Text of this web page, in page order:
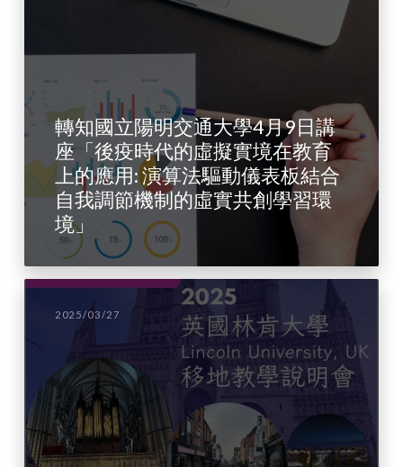
轉知國立陽明交通大學4月9日講
座「後疫時代的虛擬實境在教育
上的應用: 演算法驅動儀表板結合
自我調節機制的虛實共創學習環
境」
2025/03/27